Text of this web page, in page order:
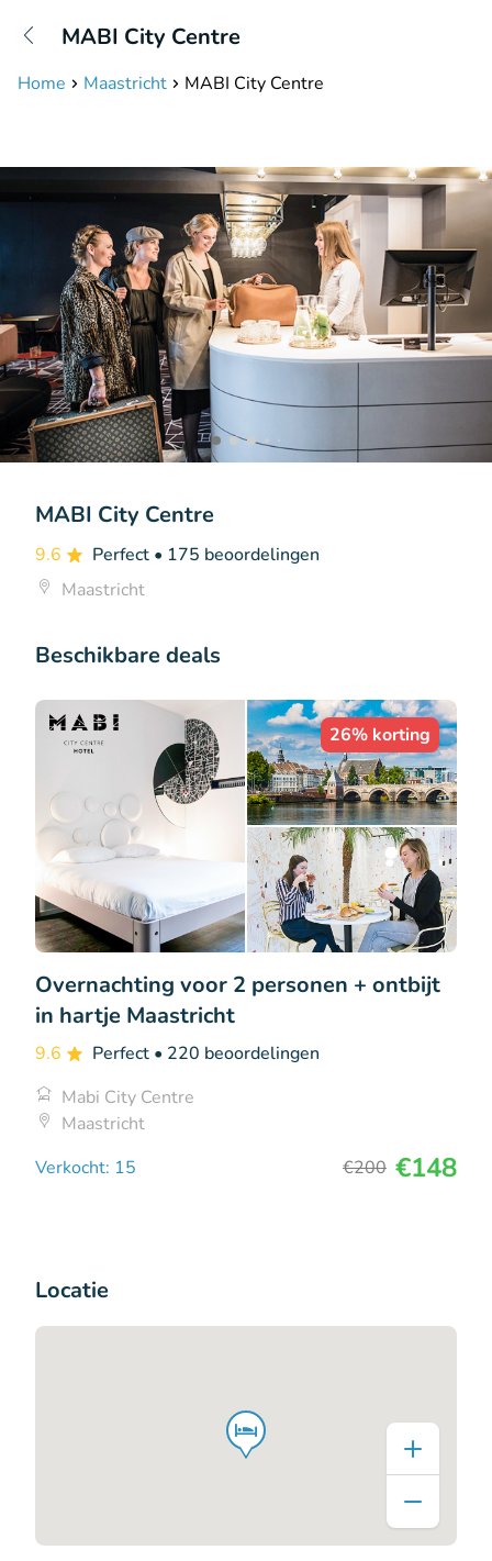
MABI City Centre
Home Maastricht MABI City Centre
MABI City Centre
9.6 Perfect • 175 beoordelingen
Maastricht
Beschikbare deals
26% korting
Overnachting voor 2 personen + ontbijt
in hartje Maastricht
9.6 Perfect • 220 beoordelingen
Mabi City Centre
Maastricht
Verkocht: 15
€200 €148
Locatie